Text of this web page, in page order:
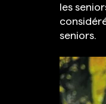
les
seniors.